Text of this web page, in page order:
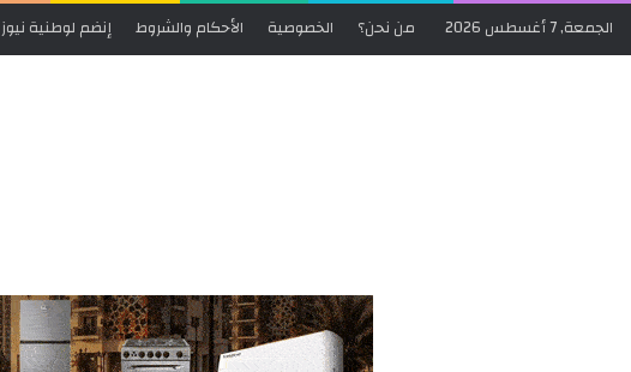
الجمعة, 7 أغسطس 2026 من نحن؟ الخصوصية الأحكام والشروط إنضم لوطنية نيوز